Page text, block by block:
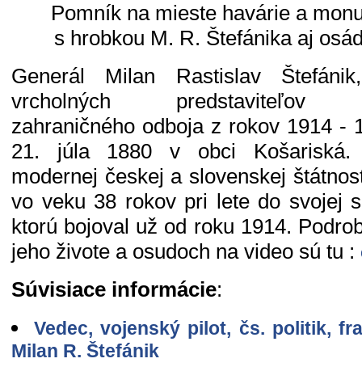
Pomník na mieste havárie a
s hrobkou M. R. Štefánika aj
Generál Milan Rastislav
vrcholných predstaviteľov
zahraničného odboja z rokov 1914 -
21. júla 1880 v obci Košariská.
modernej českej a slovenskej
vo veku 38 rokov pri lete do svojej
ktorú bojoval už od roku 1914.
jeho živote a osudoch na video sú tu :
Súvisiace informácie:
Vedec, vojenský pilot, čs. politik,
Milan R. Štefánik